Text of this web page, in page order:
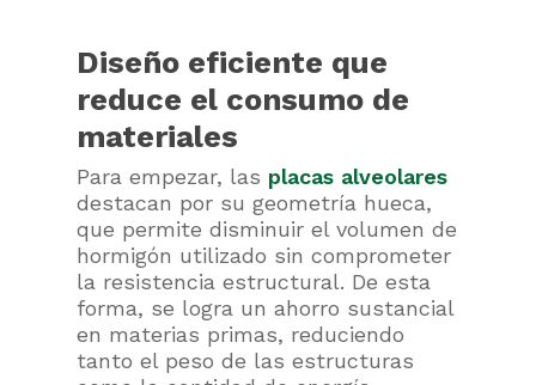
Diseño eficiente que
reduce el consumo de
materiales
Para empezar, las placas alveolares
destacan por su geometría hueca,
que permite disminuir el volumen de
hormigón utilizado sin comprometer
la resistencia estructural. De esta
forma, se logra un ahorro sustancial
en materias primas, reduciendo
tanto el peso de las estructuras